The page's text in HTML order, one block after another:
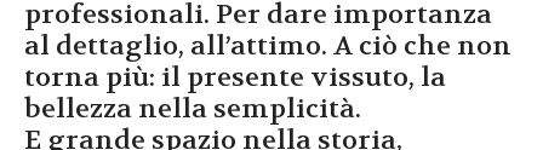
professionali. Per dare importanza
al dettaglio, all’attimo. A ciò che non
torna più: il presente vissuto, la
bellezza nella semplicità.
E grande spazio nella storia,